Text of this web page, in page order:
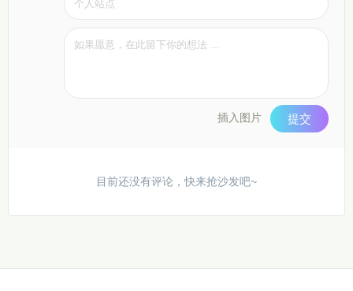
插入图片 提交
目前还没有评论，快来抢沙发吧~